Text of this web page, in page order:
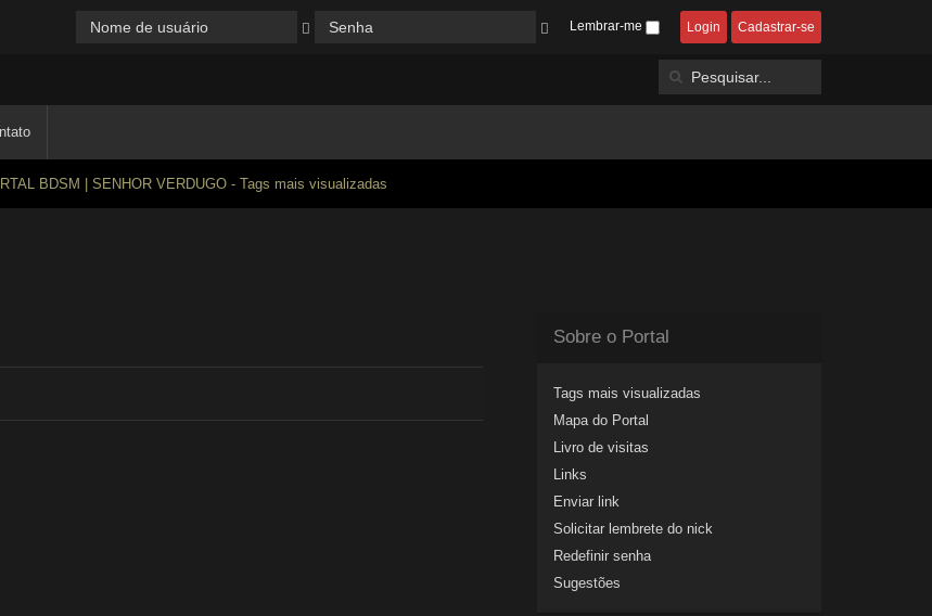
Lembrar-me Login Cadastrar-se
BDSM | SENHOR VERDUGO - Tags mais visualizadas
Sobre o Portal
Tags mais visualizadas
Mapa do Portal
Livro de visitas
Links
Enviar link
Solicitar lembrete do nick
Redefinir senha
Sugestões